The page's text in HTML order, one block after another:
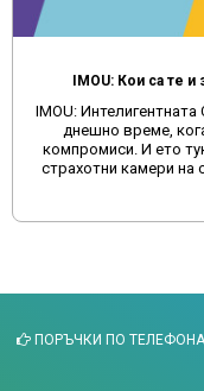
IMOU: Кои са те
IMOU:
днешно време,
компромиси. И ето
страхотни камери на
ПОРЪЧКИ ПО